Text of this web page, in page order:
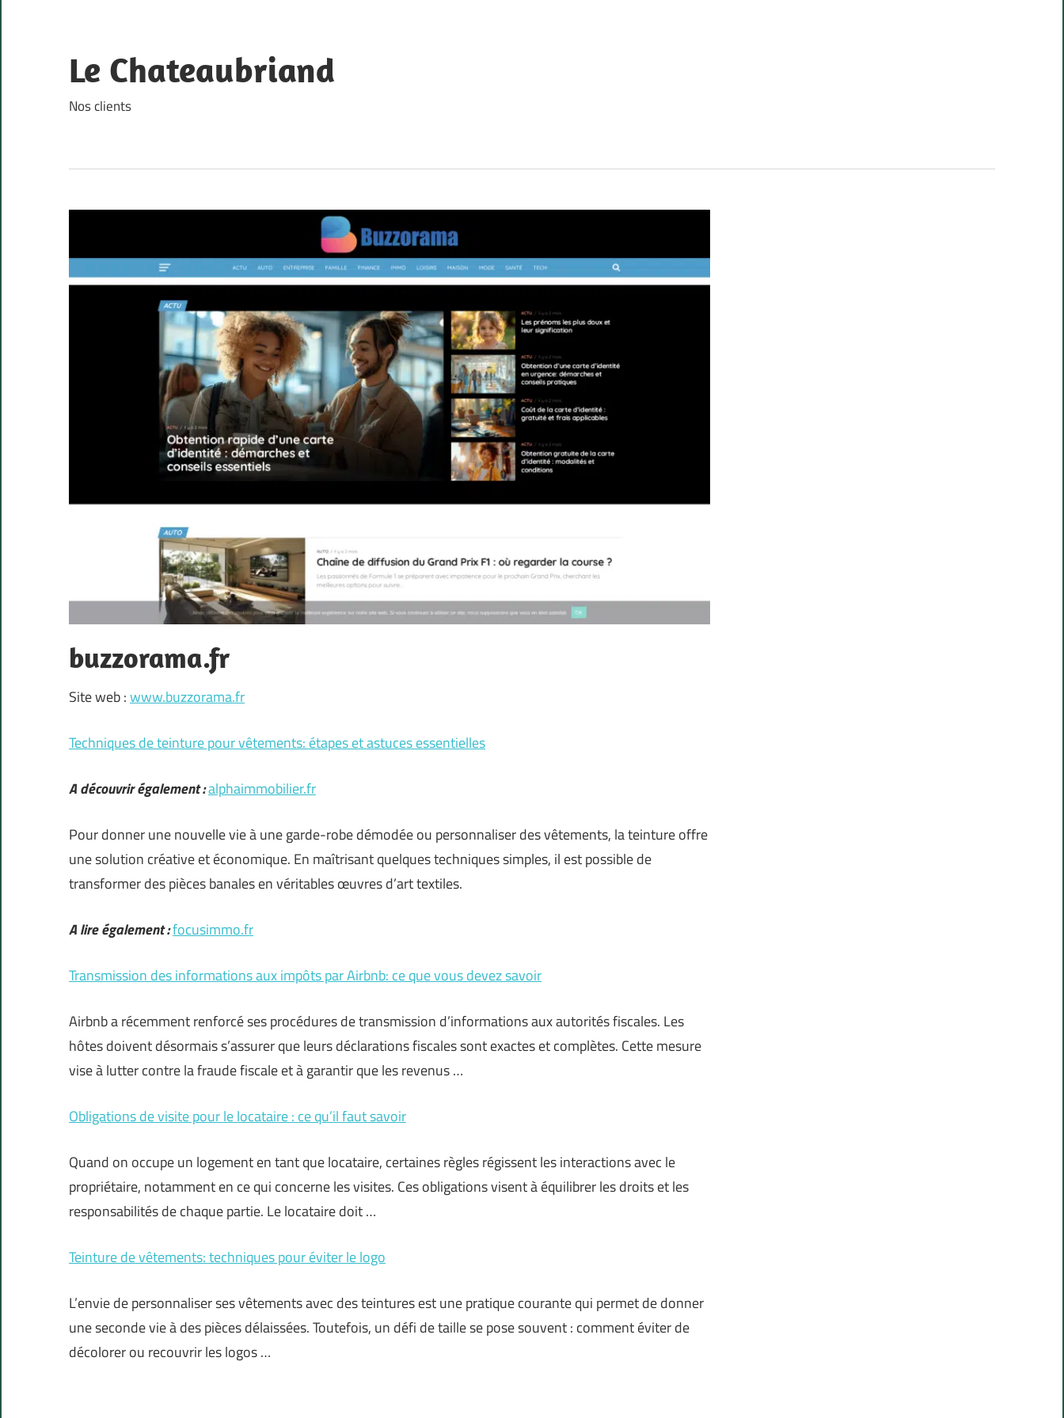
content
Le Chateaubriand
Nos clients
buzzorama.fr
Site web :www.buzzorama.fr
Techniques de teinture pour vêtements: étapes et astuces essentielles
A découvrir également :alphaimmobilier.fr
Pour donner une nouvelle vie à une garde-robe démodée ou personnaliser des vêtements, la teinture offre
une solution créative et économique. En maîtrisant quelques techniques simples, il est possible de
transformer des pièces banales en véritables œuvres d’art textiles.
A lire également :focusimmo.fr
Transmission des informations aux impôts par Airbnb: ce que vous devez savoir
Airbnb a récemment renforcé ses procédures de transmission d’informations aux autorités fiscales. Les
hôtes doivent désormais s’assurer que leurs déclarations fiscales sont exactes et complètes. Cette mesure
vise à lutter contre la fraude fiscale et à garantir que les revenus …
Obligations de visite pour le locataire : ce qu’il faut savoir
Quand on occupe un logement en tant que locataire, certaines règles régissent les interactions avec le
propriétaire, notamment en ce qui concerne les visites. Ces obligations visent à équilibrer les droits et les
responsabilités de chaque partie. Le locataire doit …
Teinture de vêtements: techniques pour éviter le logo
L’envie de personnaliser ses vêtements avec des teintures est une pratique courante qui permet de donner
une seconde vie à des pièces délaissées. Toutefois, un défi de taille se pose souvent : comment éviter de
décolorer ou recouvrir les logos …